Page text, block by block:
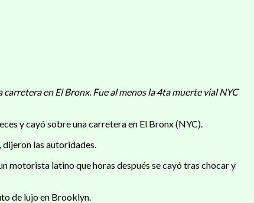
en El Bronx. Fue al menos la 4ta muerte vial NYC
y cayó sobre una carretera en El Bronx (NYC).
dijeron las autoridades.
motorista latino que horas después se cayó tras chocar y
de lujo en Brooklyn.